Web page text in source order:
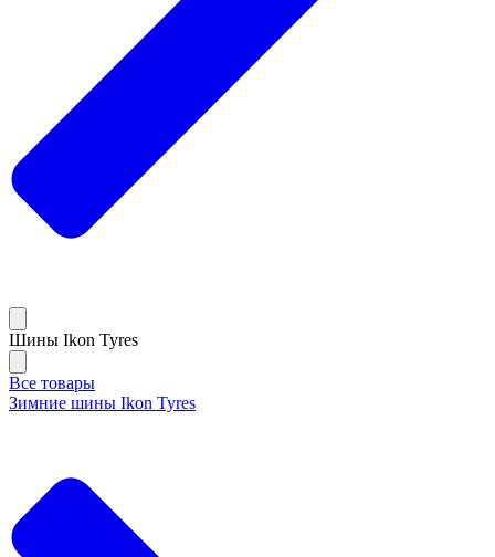
Шины Ikon Tyres
Все товары
Зимние шины Ikon Tyres